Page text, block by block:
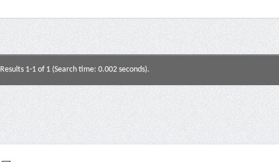
Results 1-1 of 1 (Search time: 0.002 seconds).